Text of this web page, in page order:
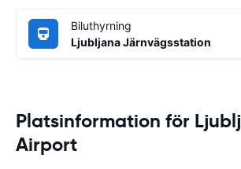
Biluthyrning
Ljubljana Järnvägsstation
Platsinformation för
Airport